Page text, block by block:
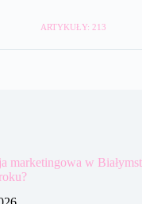
ARTYKUŁY: 213
marketingowa w